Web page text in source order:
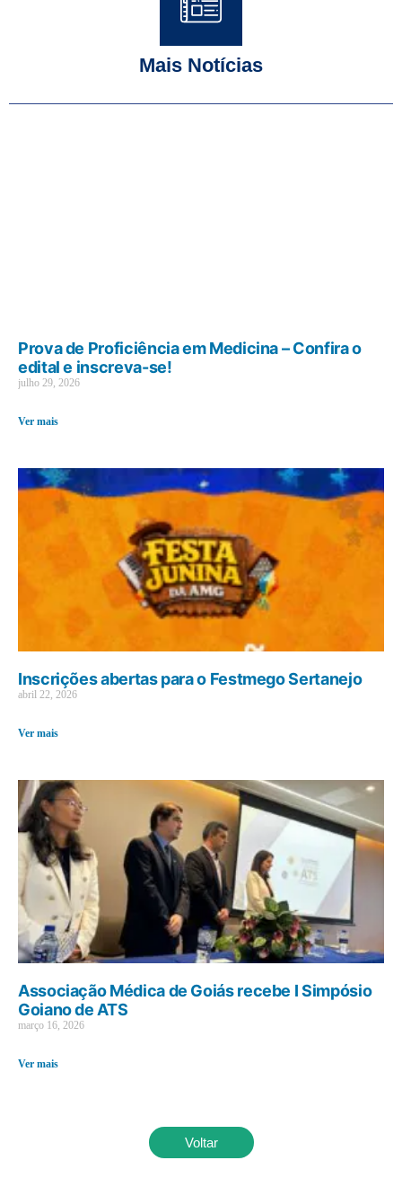
Mais Notícias
Prova de Proficiência em Medicina – Confira o
edital e inscreva-se!
julho 29, 2026
Ver mais
Inscrições abertas para o Festmego Sertanejo
abril 22, 2026
Ver mais
Associação Médica de Goiás recebe I Simpósio
Goiano de ATS
março 16, 2026
Ver mais
Voltar